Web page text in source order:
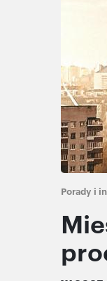
Ścieżka
Porady i